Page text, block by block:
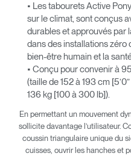
• Les tabourets Active
sur le climat, sont conçus
durables et approuvés par
dans des installations zéro
bien-être humain et la
• Conçu pour convenir à
(taille de 152 à 193 cm
136 kg [100 à 300 lb]).
En permettant un mouvement
sollicite davantage l’utilisateur.
coussin triangulaire unique du
cuisses, ouvrir les hanches et